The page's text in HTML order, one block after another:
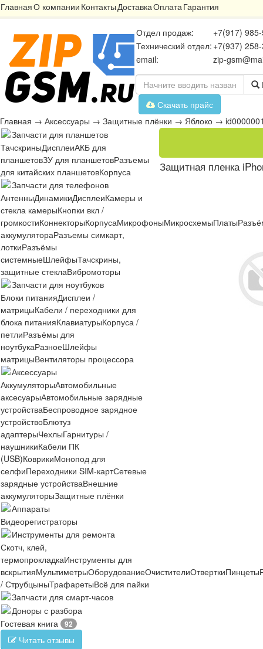
ГлавнаяО компании КонтактыДоставкаОплатаГарантия
Отдел продаж:
+7(917)
Технический отдел: +7(937)
email:
zip-
Скачать прайс
Главная → Аксессуары → Защитные плёнки → Яблоко →
Запчасти для планшетов
ТачскриныДисплеиАКБ для
планшетовЗУ для планшетовРазъемы
для китайских планшетовКорпуса
Запчасти для телефонов
АнтенныДинамикиДисплеиКамеры и
стекла камерыКнопки вкл /
громкостиКоннекторыКорпусаМикрофоныМикросхемыПлаты
аккумулятораРазъемы симкарт,
лоткиРазъёмы
системныеШлейфыТачскрины,
защитные стеклаВибромоторы
Запчасти для ноутбуков
Блоки питанияДисплеи /
матрицыКабели / переходники для
блока питанияКлавиатурыКорпуса /
петлиРазъёмы для
ноутбукаРазноеШлейфы
матрицыВентиляторы процессора
Аксессуары
АккумуляторыАвтомобильные
аксесуарыАвтомобильные зарядные
устройстваБеспроводное зарядное
устройствоБлютуз
адаптерыЧехлыГарнитуры /
наушникиКабели ПК
(USB)КоврикиМонопод для
селфиПереходники SIM-картСетевые
зарядные устройстваВнешние
аккумуляторыЗащитные плёнки
Аппараты
Видеорегистраторы
Инструменты для ремонта
Скотч, клей,
термопрокладкаИнструменты для
вскрытияМультиметрыОборудованиеОчистителиОтверткиПинцеты
/ СтрубцыныТрафаретыВсё для пайки
Запчасти для смарт-часов
Доноры с разбора
Гостевая книга
92
Читать отзывы
Защитная пленка